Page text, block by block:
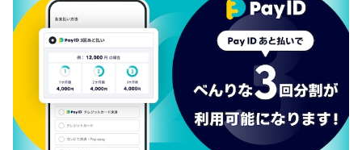
ストール・マフラー
レッグウェア
メガネ・サングラス
その他
その他